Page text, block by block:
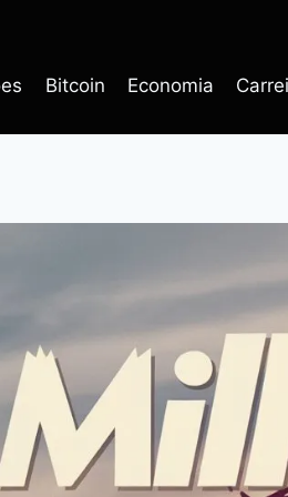
Bitcoin Economia